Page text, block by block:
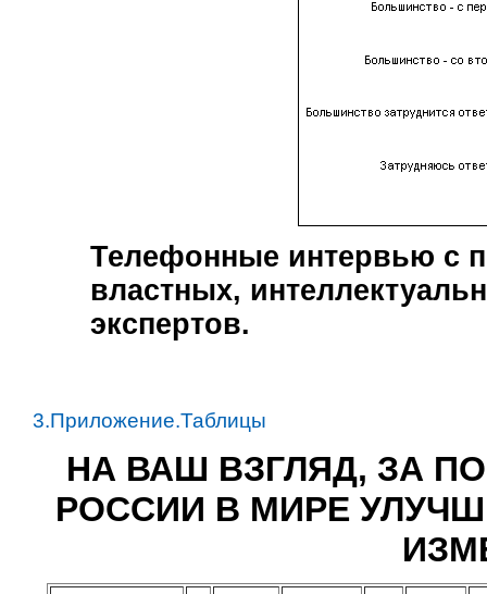
Телефонные интервью с
властных,
экспертов.
3.Приложение.Таблицы
НА ВАШ ВЗГЛЯД, ЗА
РОССИИ В МИРЕ